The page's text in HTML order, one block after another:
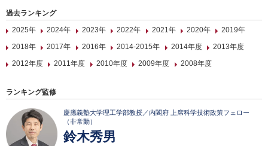
過去ランキング
2025年
2024年 2023年 2022年 2021年 2020年
2019年
2018年
2017年 2016年 2014-2015年 2014年度
2013年度
2012年度
2011年度 2010年度 2009年度 2008年度
ランキング監修
慶應義塾大学理工学部教授／内閣府 上席科学技術政策フェロー
（非常勤）
鈴木秀男